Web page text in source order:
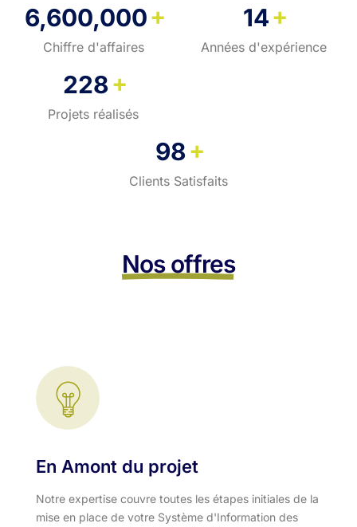
6,600,000+
Chiffre d'affaires
14+
Années d'expérience
228+
Projets réalisés
98+
Clients Satisfaits
Nos offres
En Amont du projet
Notre expertise couvre toutes les étapes initiales de la
mise en place de votre Système d'Information des